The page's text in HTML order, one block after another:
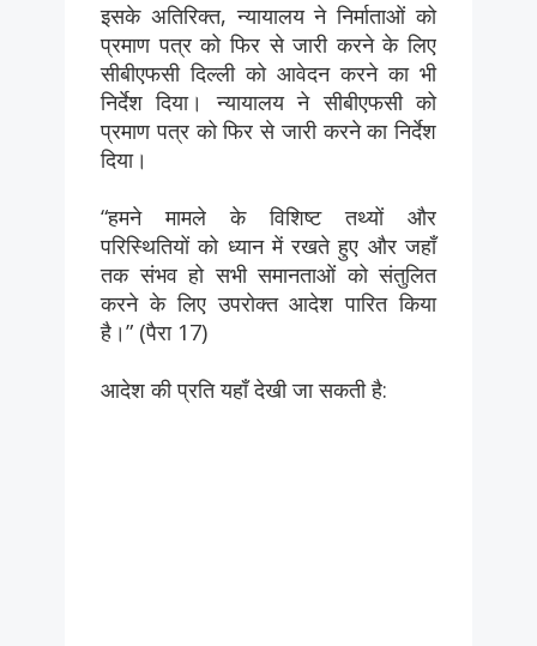
इसके अतिरिक्त, न्यायालय ने निर्माताओं को
प्रमाण पत्र को फिर से जारी करने के लिए
सीबीएफसी दिल्ली को आवेदन करने का भी
निर्देश दिया। न्यायालय ने सीबीएफसी को
प्रमाण पत्र को फिर से जारी करने का निर्देश
दिया।
“हमने मामले के विशिष्ट तथ्यों और
परिस्थितियों को ध्यान में रखते हुए और जहाँ
तक संभव हो सभी समानताओं को संतुलित
करने के लिए उपरोक्त आदेश पारित किया
है।” (पैरा 17)
आदेश की प्रति यहाँ देखी जा सकती है: